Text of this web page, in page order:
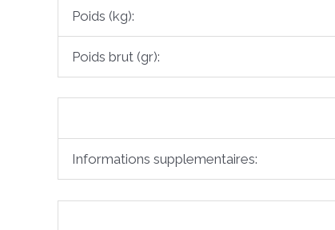
Poids (kg):
Poids brut (gr):
Informations supplementaires: